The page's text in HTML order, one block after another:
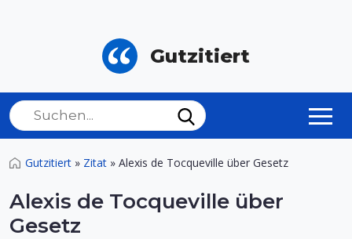
Gutzitiert
Gutzitiert » Zitat » Alexis de Tocqueville über Gesetz
Alexis de Tocqueville über
Gesetz